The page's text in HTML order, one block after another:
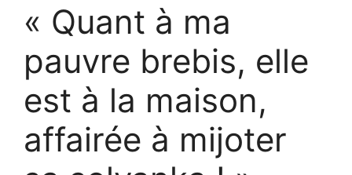
« Quant à ma
pauvre brebis, elle
est à la maison,
affairée à mijoter